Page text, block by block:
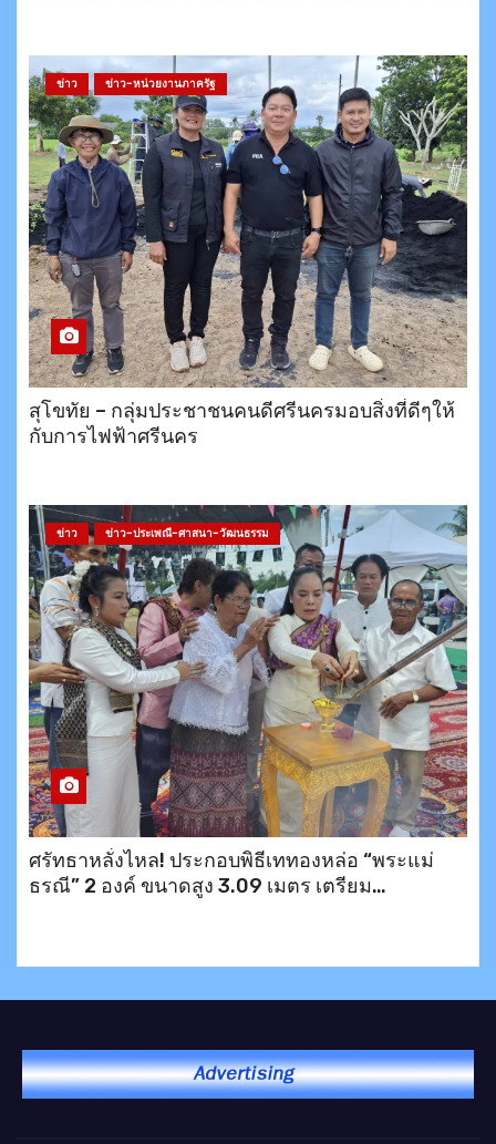
ข่าว ข่าว-หน่วยงานภาครัฐ
สุโขทัย – กลุ่มประชาชนคนดีศรีนครมอบสิ่งที่ดีๆให้
กับการไฟฟ้าศรีนคร
ข่าว ข่าว-ประเพณี-ศาสนา-วัฒนธรรม
ศรัทธาหลั่งไหล! ประกอบพิธีเททองหล่อ “พระแม่
ธรณี” 2 องค์ ขนาดสูง 3.09 เมตร เตรียม
ประชาชน